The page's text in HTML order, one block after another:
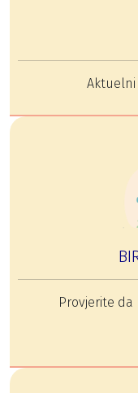
Aktuelni
Provjerite da